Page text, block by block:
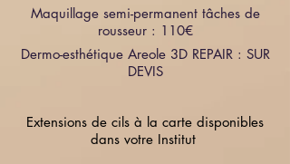
Maquillage semi-permanent tâches de
rousseur : 110€
Dermo-esthétique Areole 3D REPAIR : SUR
DEVIS
Extensions de cils à la carte disponibles
dans votre Institut